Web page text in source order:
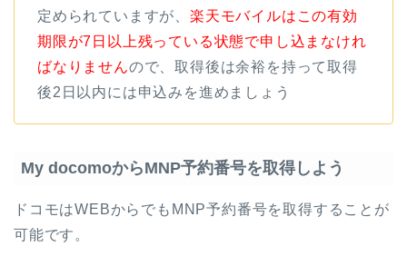
定められていますが、楽天モバイルはこの有効
期限が7日以上残っている状態で申し込まなけれ
ばなりませんので、取得後は余裕を持って取得
後2日以内には申込みを進めましょう
My docomoからMNP予約番号を取得しよう
ドコモはWEBからでもMNP予約番号を取得することが
可能です。